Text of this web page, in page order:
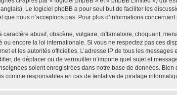
Le logiciel phpBB a pour seul but de faciliter les
nous n’acceptons pas. Pour plus d’informations
abusif, obscène, vulgaire, diffamatoire, choquant,
ou encore la loi internationale. Si vous ne respectez pas ces
et les autorités officielles. L’adresse IP de tous les
de déplacer ou de verrouiller n’importe quel sujet et
soient enregistrées dans notre base de données.
comme responsables en cas de tentative de piratage